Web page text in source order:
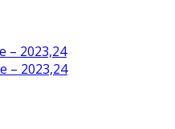
– 2023,24
– 2023,24